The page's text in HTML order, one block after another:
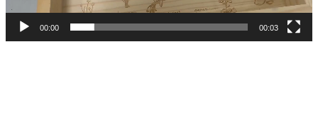
00:00 00:03